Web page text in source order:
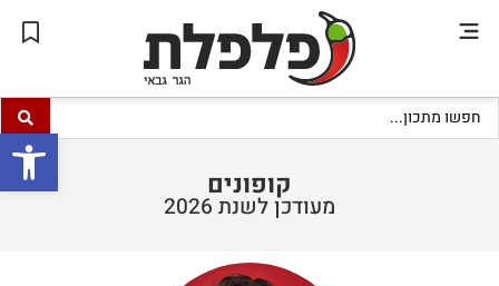
פתח
קופונים
מעודכן לשנת 2026